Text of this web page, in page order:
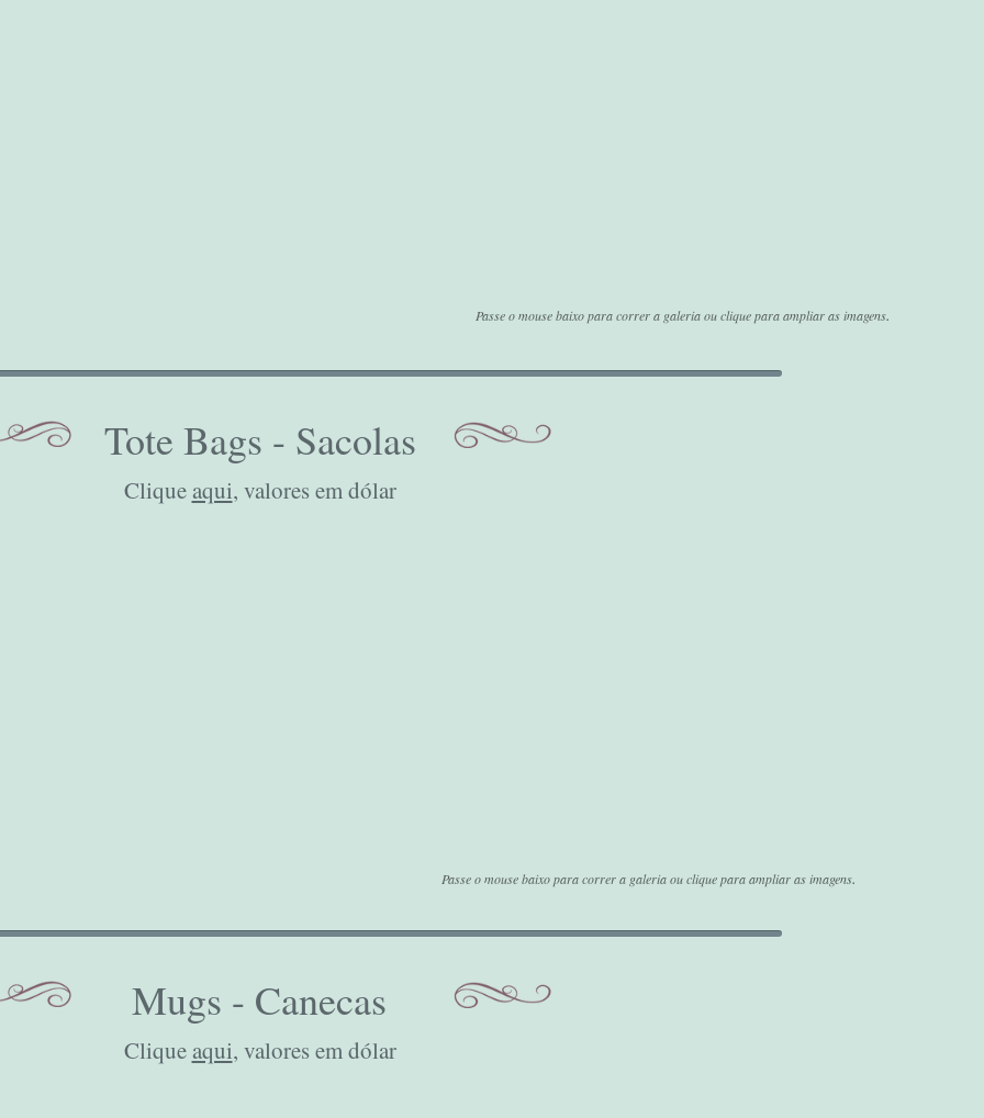
Passe o mouse baixo para correr a galeria ou clique para ampliar as imagens.
Tote Bags - Sacolas
Clique aqui, valores em dólar
Passe o mouse baixo para correr a galeria ou clique para ampliar as imagens.
Mugs - Canecas
Clique aqui, valores em dólar